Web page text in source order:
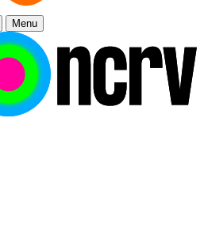
Menu